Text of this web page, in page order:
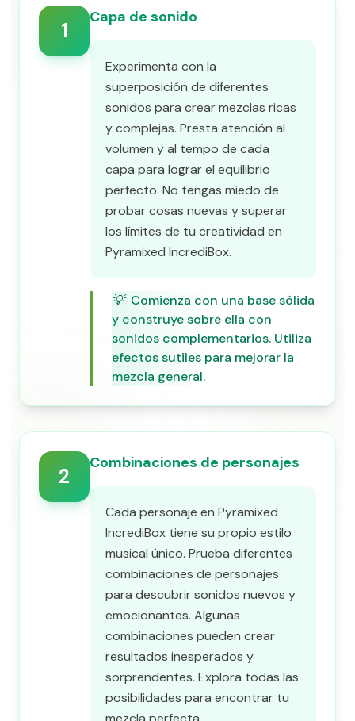
1
Capa de sonido
Experimenta con la
superposición de diferentes
sonidos para crear mezclas ricas
y complejas. Presta atención al
volumen y al tempo de cada
capa para lograr el equilibrio
perfecto. No tengas miedo de
probar cosas nuevas y superar
los límites de tu creatividad en
Pyramixed IncrediBox.
💡 Comienza con una base sólida
y construye sobre ella con
sonidos complementarios. Utiliza
efectos sutiles para mejorar la
mezcla general.
2
Combinaciones de personajes
Cada personaje en Pyramixed
IncrediBox tiene su propio estilo
musical único. Prueba diferentes
combinaciones de personajes
para descubrir sonidos nuevos y
emocionantes. Algunas
combinaciones pueden crear
resultados inesperados y
sorprendentes. Explora todas las
posibilidades para encontrar tu